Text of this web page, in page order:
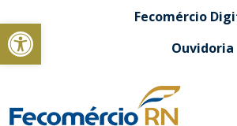
Abrir a barra de ferramentasFecomércio
Ouvidoria